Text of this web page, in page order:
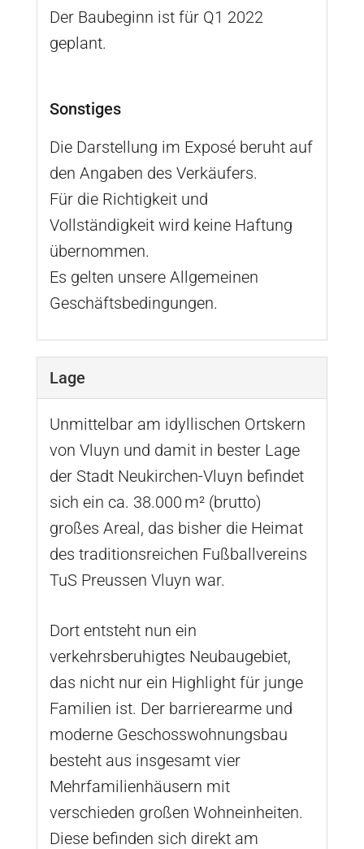
Der Baubeginn ist für Q1 2022
geplant.
Sonstiges
Die Darstellung im Exposé beruht auf
den Angaben des Verkäufers.
Für die Richtigkeit und
Vollständigkeit wird keine Haftung
übernommen.
Es gelten unsere Allgemeinen
Geschäftsbedingungen.
Lage
Unmittelbar am idyllischen Ortskern
von Vluyn und damit in bester Lage
der Stadt Neukirchen-Vluyn befindet
sich ein ca. 38.000 m² (brutto)
großes Areal, das bisher die Heimat
des traditionsreichen Fußballvereins
TuS Preussen Vluyn war.
Dort entsteht nun ein
verkehrsberuhigtes Neubaugebiet,
das nicht nur ein Highlight für junge
Familien ist. Der barrierearme und
moderne Geschosswohnungsbau
besteht aus insgesamt vier
Mehrfamilienhäusern mit
verschieden großen Wohneinheiten.
Diese befinden sich direkt am